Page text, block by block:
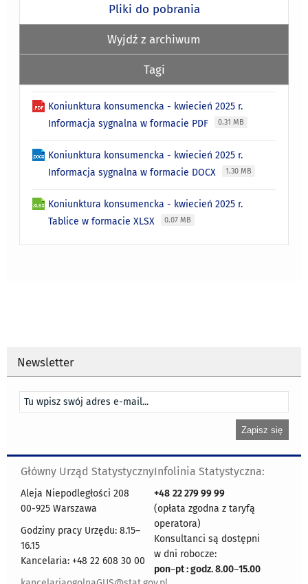
Pliki do pobrania
Wyjdź z archiwum
Tagi
Koniunktura konsumencka - kwiecień 2025 r.
Informacja sygnalna w formacie PDF
0.31 MB
Koniunktura konsumencka - kwiecień 2025 r.
Informacja sygnalna w formacie DOCX
1.30 MB
Koniunktura konsumencka - kwiecień 2025 r.
Tablice w formacie XLSX
0.07 MB
Newsletter
Główny Urząd Statystyczny
Aleja Niepodległości 208
00-925 Warszawa
Godziny pracy Urzędu: 8.15–
16.15
Kancelaria: +48 22 608 30 00
Infolinia Statystyczna:
+48 22 279 99 99
(opłata zgodna z taryfą
operatora)
Konsultanci są dostępni
w dni robocze:
pon–pt : godz. 8.00–15.00